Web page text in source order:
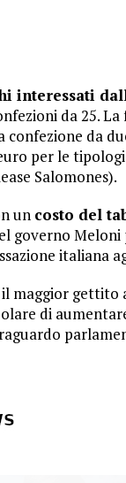
interessati
da 25.
confezione da
per le
Salomones).
un costo del
governo
italiana
maggior
di